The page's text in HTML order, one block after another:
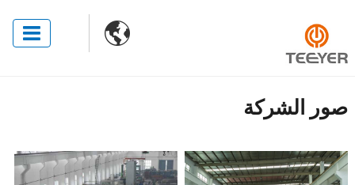

صور الشركة